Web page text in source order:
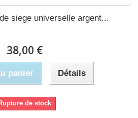
siege universelle argent...
38,00 €
panier Détails
de stock